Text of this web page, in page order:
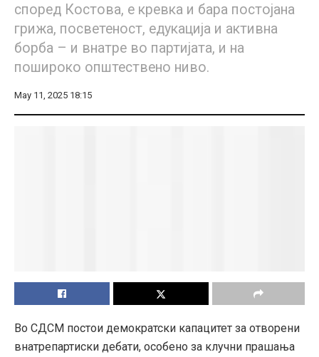
според Костова, е кревка и бара постојана
грижа, посветеност, едукација и активна
борба – и внатре во партијата, и на
пошироко општествено ниво.
May 11, 2025 18:15
Во СДСМ постои демократски капацитет за отворени
внатрепартиски дебати, особено за клучни прашања